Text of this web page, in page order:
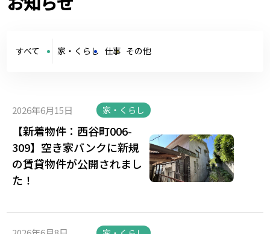
すべて 家・くらし 仕事 その他
2026年6月15日 家・くらし
【新着物件：西谷町006-
309】空き家バンクに新規
の賃貸物件が公開されまし
た！